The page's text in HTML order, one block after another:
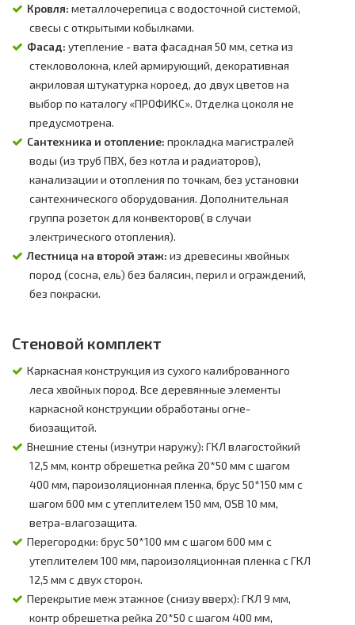
Кровля: металлочерепица с водосточной системой,
свесы с открытыми кобылками.
Фасад: утепление - вата фасадная 50 мм, сетка из
стекловолокна, клей армирующий, декоративная
акриловая штукатурка короед, до двух цветов на
выбор по каталогу «ПРОФИКС». Отделка цоколя не
предусмотрена.
Сантехника и отопление: прокладка магистралей
воды (из труб ПВХ, без котла и радиаторов),
канализации и отопления по точкам, без установки
сантехнического оборудования. Дополнительная
группа розеток для конвекторов( в случаи
электрического отопления).
Лестница на второй этаж: из древесины хвойных
пород (сосна, ель) без балясин, перил и ограждений,
без покраски.
Стеновой комплект
Каркасная конструкция из сухого калиброванного
леса хвойных пород. Все деревянные элементы
каркасной конструкции обработаны огне-
биозащитой.
Внешние стены (изнутри наружу): ГКЛ влагостойкий
12,5 мм, контр обрешетка рейка 20*50 мм с шагом
400 мм, пароизоляционная пленка, брус 50*150 мм с
шагом 600 мм с утеплителем 150 мм, OSB 10 мм,
ветра-влагозащита.
Перегородки: брус 50*100 мм с шагом 600 мм с
утеплителем 100 мм, пароизоляционная пленка с ГКЛ
12,5 мм с двух сторон.
Перекрытие меж этажное (снизу вверх): ГКЛ 9 мм,
контр обрешетка рейка 20*50 с шагом 400 мм,